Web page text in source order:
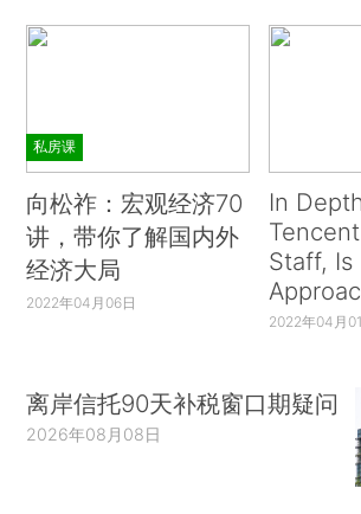
私房课
向松祚：宏观经济70
讲，带你了解国内外
经济大局
2022年04月06日
In
Staff, Is
2022年04月
离岸信托90天补税窗口期疑问
2026年08月08日